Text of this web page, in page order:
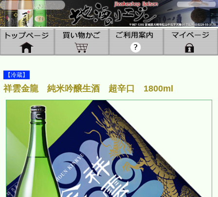
【冷蔵】
祥雲金龍 純米吟醸生酒 超辛口 1800ml